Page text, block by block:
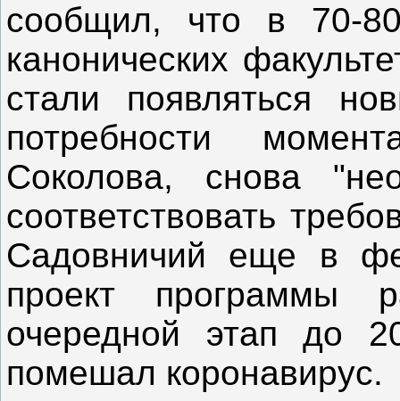
сообщил, что в 70-
канонических
стали появляться
потребности
Соколова, снова
соответствовать
Садовничий еще в
проект программы
очередной этап до
помешал коронавирус.